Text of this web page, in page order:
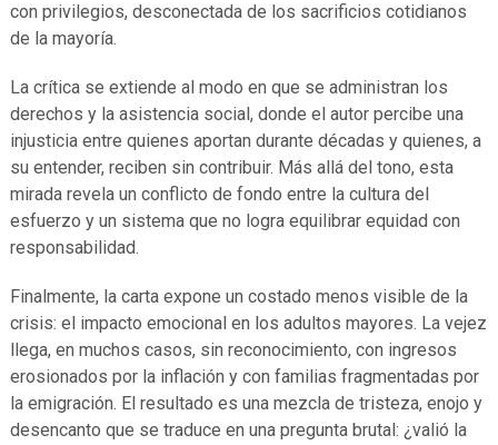
con privilegios, desconectada de los sacrificios cotidianos
de la mayoría.
La crítica se extiende al modo en que se administran los
derechos y la asistencia social, donde el autor percibe una
injusticia entre quienes aportan durante décadas y quienes, a
su entender, reciben sin contribuir. Más allá del tono, esta
mirada revela un conflicto de fondo entre la cultura del
esfuerzo y un sistema que no logra equilibrar equidad con
responsabilidad.
Finalmente, la carta expone un costado menos visible de la
crisis: el impacto emocional en los adultos mayores. La vejez
llega, en muchos casos, sin reconocimiento, con ingresos
erosionados por la inflación y con familias fragmentadas por
la emigración. El resultado es una mezcla de tristeza, enojo y
desencanto que se traduce en una pregunta brutal: ¿valió la